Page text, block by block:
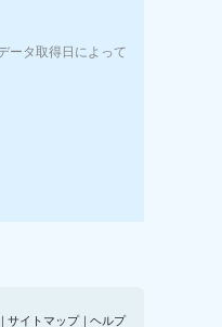
ータ取得日によって
｜サイトマップ｜ヘルプ